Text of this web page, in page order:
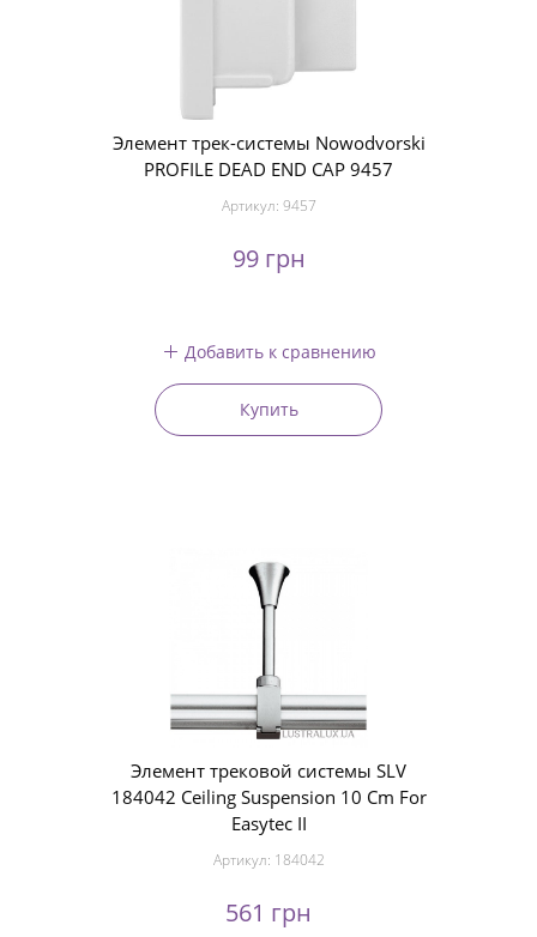
Элемент трек-системы Nowodvorski
PROFILE DEAD END CAP 9457
Артикул: 9457
99 грн
Добавить к сравнению
Купить
Элемент трековой системы SLV
184042 Ceiling Suspension 10 Cm For
Easytec II
Артикул: 184042
561 грн